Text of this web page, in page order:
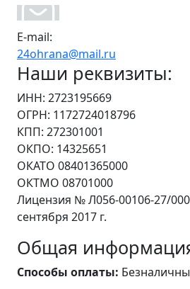
E-mail:
24ohrana@mail.ru
Наши реквизиты:
ИНН: 2723195669
ОГРН: 1172724018796
КПП: 272301001
ОКПО: 14325651
ОКАТО 08401365000
ОКТМО 08701000
Лицензия № Л056-00106-27/
сентября 2017 г.
Общая
Способы оплаты: